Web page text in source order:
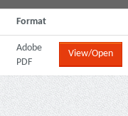
Format
Adobe
PDF
View/Open